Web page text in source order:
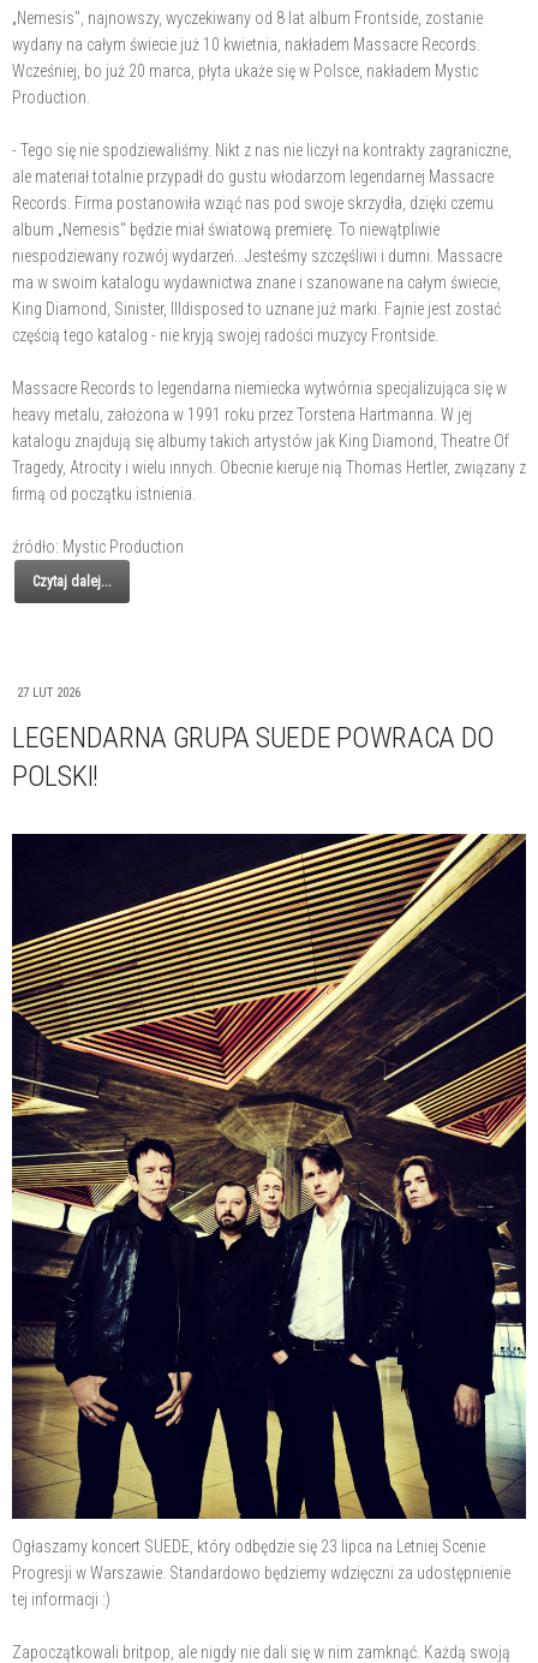
„Nemesis", najnowszy, wyczekiwany od 8 lat album Frontside, zostanie
wydany na całym świecie już 10 kwietnia, nakładem Massacre Records.
Wcześniej, bo już 20 marca, płyta ukaże się w Polsce, nakładem Mystic
Production.
- Tego się nie spodziewaliśmy. Nikt z nas nie liczył na kontrakty zagraniczne,
ale materiał totalnie przypadł do gustu włodarzom legendarnej Massacre
Records. Firma postanowiła wziąć nas pod swoje skrzydła, dzięki czemu
album „Nemesis" będzie miał światową premierę. To niewątpliwie
niespodziewany rozwój wydarzeń...Jesteśmy szczęśliwi i dumni. Massacre
ma w swoim katalogu wydawnictwa znane i szanowane na całym świecie,
King Diamond, Sinister, Illdisposed to uznane już marki. Fajnie jest zostać
częścią tego katalog - nie kryją swojej radości muzycy Frontside.
Massacre Records to legendarna niemiecka wytwórnia specjalizująca się w
heavy metalu, założona w 1991 roku przez Torstena Hartmanna. W jej
katalogu znajdują się albumy takich artystów jak King Diamond, Theatre Of
Tragedy, Atrocity i wielu innych. Obecnie kieruje nią Thomas Hertler, związany z
firmą od początku istnienia.
źródło: Mystic Production
Czytaj dalej...
27 LUT 2026
LEGENDARNA GRUPA SUEDE POWRACA DO
POLSKI!
Ogłaszamy koncert SUEDE, który odbędzie się 23 lipca na Letniej Scenie
Progresji w Warszawie. Standardowo będziemy wdzięczni za udostępnienie
tej informacji :)
Zapoczątkowali britpop, ale nigdy nie dali się w nim zamknąć. Każdą swoją